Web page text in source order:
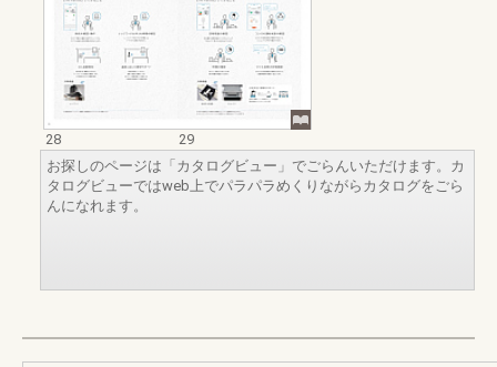
28
29
お探しのページは「カタログビュー」でごらんいただけます。カ
タログビューではweb上でパラパラめくりながらカタログをごら
んになれます。